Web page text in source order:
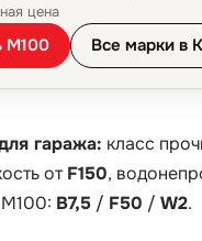
цена
М100 Все марки в
гаража: класс
отF150,
B7,5 / F50 / W2.